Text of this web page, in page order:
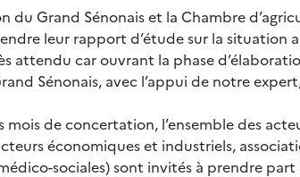
du Grand Sénonais et la Chambre
leur rapport d’étude sur la situation
attendu car ouvrant la phase
Sénonais, avec l’appui de notre
mois de concertation, l’ensemble des
économiques et industriels,
sociales) sont invités à prendre